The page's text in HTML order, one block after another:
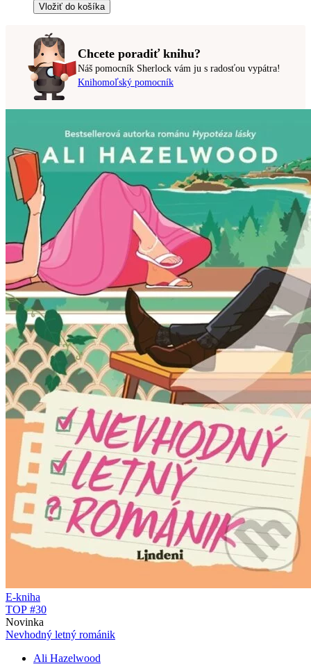
Vložiť do košíka
Chcete poradiť knihu?
Náš pomocník Sherlock vám ju s radosťou vypátra!
Knihomoľský pomocník
E-kniha
TOP #30
Novinka
Nevhodný letný románik
Ali Hazelwood